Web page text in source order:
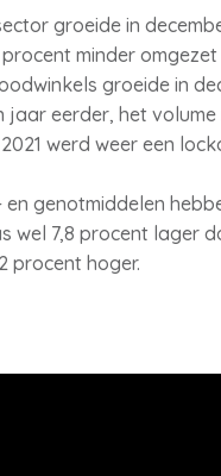
groeide in
procent minder
groeide in
eerder, het
werd weer een
genotmiddelen
wel 7,8 procent lager
procent hoger.